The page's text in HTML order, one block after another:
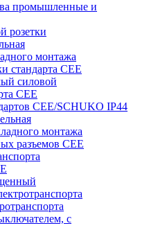
промышленные и
розетки
монтажа
стандарта CEE
силовой
CEE
CEE/SCHUKO IP44
монтажа
разъемов CEE
с